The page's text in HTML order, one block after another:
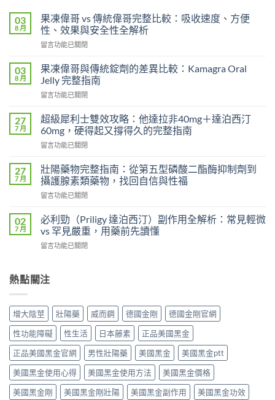
03
8 月
果凍偉哥 vs 傳統偉哥完整比較：吸收速度、方便
性、效果與安全性全解析
在
凍
偉
哥
vs
統
偉
完
比
較：
收
度、
方
便
果
與
全
性
全
解
析〉
中
留言功能已關閉
03
8 月
果凍偉哥與傳統錠劑的差異比較：Kamagra Oral
Jelly 完整指南
在
凍
偉
哥
與
統
錠
劑
的
異
比
Kamagra
完
南〉
中
留言功能已關閉
27
7 月
超級犀利士雙效攻略：他達拉非40mg＋達泊西汀
60mg，硬得起又撐得久的完整指南
在
級
犀
利
士
效
他
非
達
泊
西
汀
60mg，
硬
得
起
又
留言功能已關閉
27
7 月
壯陽藥物完整指南：從第五型磷酸二酯酶抑制劑到
攝護腺素類藥物，找回自信與性福
在
陽
藥
物
完
南：
五
型
磷
酸
二
酯
酶
抑
制
留言功能已關閉
02
7 月
必利勁（Priligy 達泊西汀）副作用全解析：常見輕微
vs 罕見嚴重，用藥前先讀懂
在
勁
（Priligy
泊
西
汀）
副
作
用
全
解
析：
留言功能已關閉
熱點關注
增大陰莖 壯陽藥 威而鋼 德國金剛
德國金剛官網
性功能障礙
性生活 日本藤素
正品美國黑金
正品美國黑金官網
男性壯陽藥 美國黑金
美國黑金ptt
美國黑金使用心得
美國黑金使用方法
美國黑金價格
美國黑金剛
美國黑金剛壯陽 美國黑金副作用 美國黑金功效